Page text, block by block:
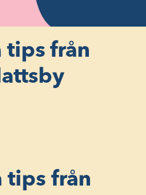
tips från
tips från